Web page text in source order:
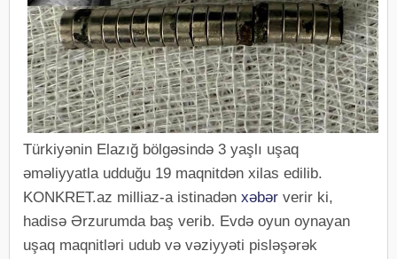
Türkiyənin Elazığ bölgəsində 3 yaşlı uşaq
əməliyyatla udduğu 19 maqnitdən xilas edilib.
KONKRET.az milliaz-a istinadən xəbər verir ki,
hadisə Ərzurumda baş verib. Evdə oyun oynayan
uşaq maqnitləri udub və vəziyyəti pisləşərək